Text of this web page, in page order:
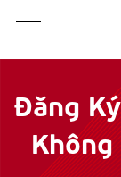
Đăng